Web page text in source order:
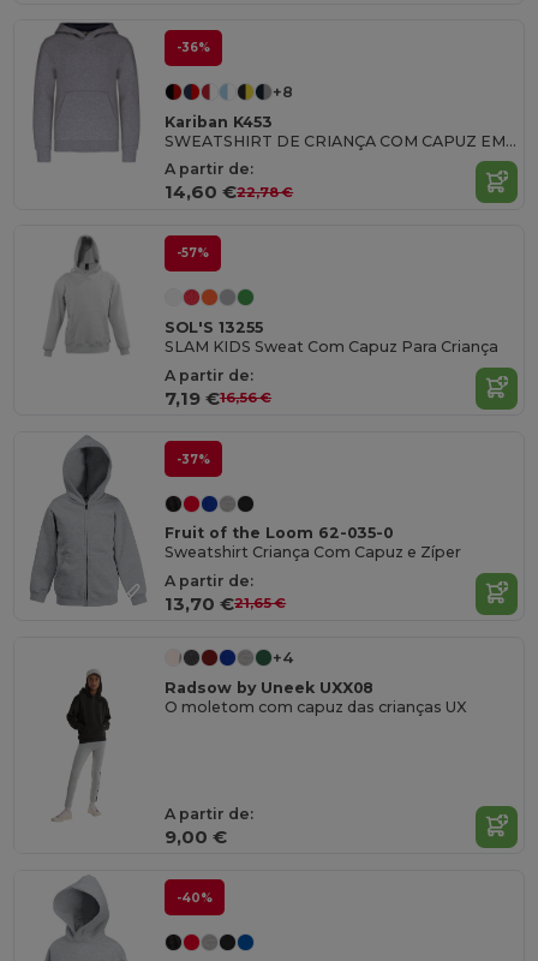
-36%
+8
Kariban K453
SWEATSHIRT DE CRIANÇA COM CAPUZ EM CONTRASTE
A partir de:
14,60 €22,78 €
-57%
SOL'S 13255
SLAM KIDS Sweat Com Capuz Para Criança
A partir de:
7,19 €16,56 €
-37%
Fruit of the Loom 62-035-0
Sweatshirt Criança Com Capuz e Zíper
A partir de:
13,70 €21,65 €
+4
Radsow by Uneek UXX08
O moletom com capuz das crianças UX
A partir de:
9,00 €
-40%